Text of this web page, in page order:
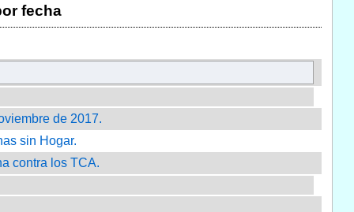
fecha
de 2017.
sin Hogar.
contra los TCA.